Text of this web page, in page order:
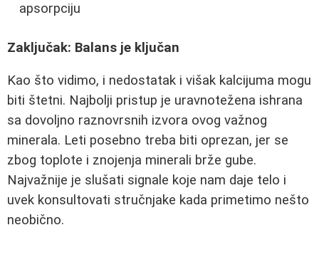
apsorpciju
Zaključak: Balans je ključan
Kao što vidimo, i nedostatak i višak kalcijuma mogu
biti štetni. Najbolji pristup je uravnotežena ishrana
sa dovoljno raznovrsnih izvora ovog važnog
minerala. Leti posebno treba biti oprezan, jer se
zbog toplote i znojenja minerali brže gube.
Najvažnije je slušati signale koje nam daje telo i
uvek konsultovati stručnjake kada primetimo nešto
neobično.